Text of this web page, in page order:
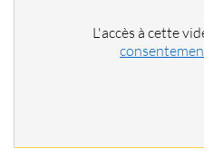
L'accès à cette